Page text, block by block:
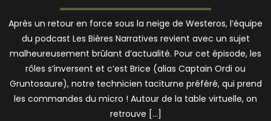
Après un retour en force sous la neige de Westeros, l’équipe
du podcast Les Bières Narratives revient avec un sujet
malheureusement brûlant d’actualité. Pour cet épisode, les
rôles s’inversent et c’est Brice (alias Captain Ordi ou
Gruntosaure), notre technicien taciturne préféré, qui prend
les commandes du micro ! Autour de la table virtuelle, on
retrouve […]